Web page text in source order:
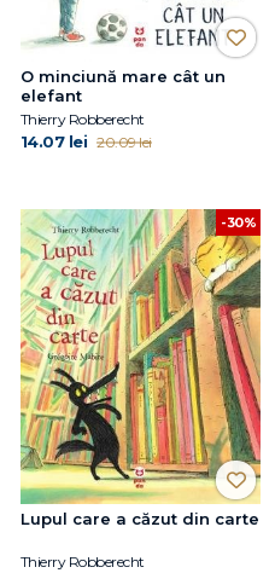
O minciună mare cât un
elefant
Thierry Robberecht
14.07 lei 20.09 lei
-30%
Lupul care a căzut din carte
Thierry Robberecht